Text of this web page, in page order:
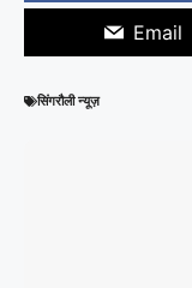
Email
सिंगरौली न्यूज़